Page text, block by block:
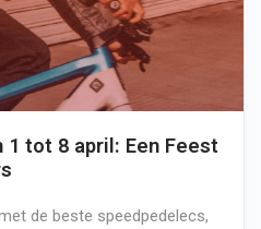
1 tot 8 april: Een Feest
de beste speedpedelecs,